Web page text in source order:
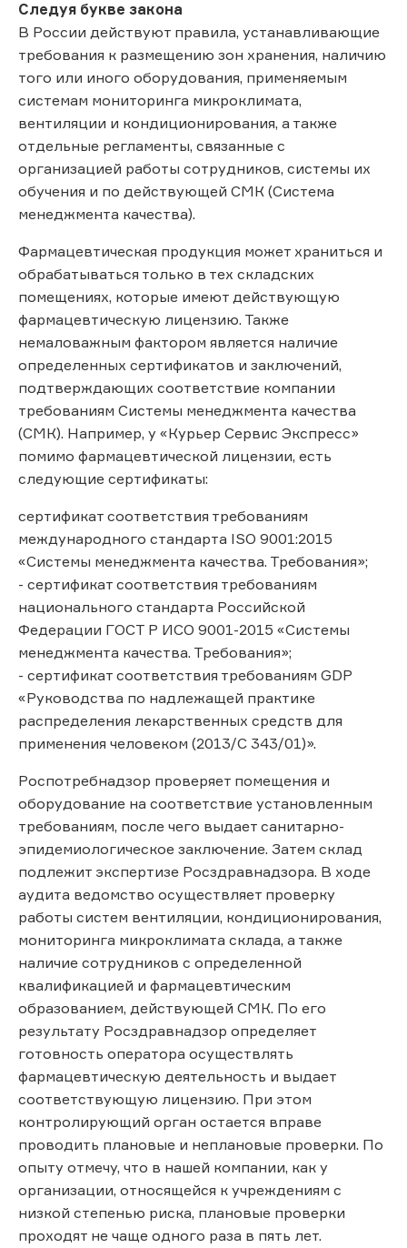
Следуя букве закона
В России действуют правила, устанавливающие
требования к размещению зон хранения, наличию
того или иного оборудования, применяемым
системам мониторинга микроклимата,
вентиляции и кондиционирования, а также
отдельные регламенты, связанные с
организацией работы сотрудников, системы их
обучения и по действующей СМК (Система
менеджмента качества).
Фармацевтическая продукция может храниться и
обрабатываться только в тех складских
помещениях, которые имеют действующую
фармацевтическую лицензию. Также
немаловажным фактором является наличие
определенных сертификатов и заключений,
подтверждающих соответствие компании
требованиям Системы менеджмента качества
(СМК). Например, у «Курьер Сервис Экспресс»
помимо фармацевтической лицензии, есть
следующие сертификаты:
сертификат соответствия требованиям
международного стандарта ISO 9001:2015
«Системы менеджмента качества. Требования»;
- сертификат соответствия требованиям
национального стандарта Российской
Федерации ГОСТ Р ИСО 9001-2015 «Системы
менеджмента качества. Требования»;
- сертификат соответствия требованиям GDP
«Руководства по надлежащей практике
распределения лекарственных средств для
применения человеком (2013/С 343/01)».
Роспотребнадзор проверяет помещения и
оборудование на соответствие установленным
требованиям, после чего выдает санитарно-
эпидемиологическое заключение. Затем склад
подлежит экспертизе Росздравнадзора. В ходе
аудита ведомство осуществляет проверку
работы систем вентиляции, кондиционирования,
мониторинга микроклимата склада, а также
наличие сотрудников с определенной
квалификацией и фармацевтическим
образованием, действующей СМК. По его
результату Росздравнадзор определяет
готовность оператора осуществлять
фармацевтическую деятельность и выдает
соответствующую лицензию. При этом
контролирующий орган остается вправе
проводить плановые и неплановые проверки. По
опыту отмечу, что в нашей компании, как у
организации, относящейся к учреждениям с
низкой степенью риска, плановые проверки
проходят не чаще одного раза в пять лет.